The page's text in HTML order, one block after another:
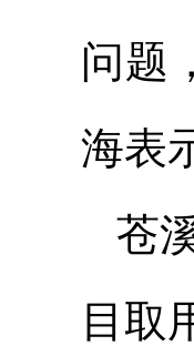
问题
海表
苍
目取